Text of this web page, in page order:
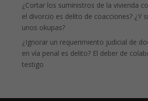
¿Cortar los suministros de la vivienda
el divorcio es delito de coacciones? ¿Y
unos okupas?
¿Ignorar un requerimiento judicial de
en vía penal es delito? El deber de
testigo